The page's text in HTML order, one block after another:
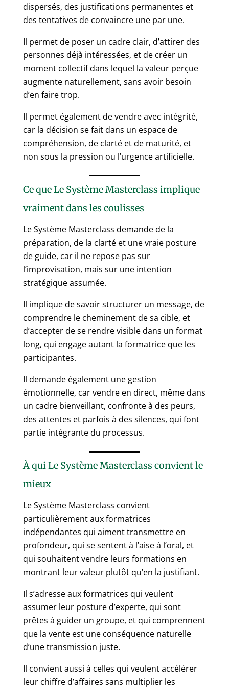
dispersés, des justifications permanentes et
des tentatives de convaincre une par une.
Il permet de poser un cadre clair, d’attirer des
personnes déjà intéressées, et de créer un
moment collectif dans lequel la valeur perçue
augmente naturellement, sans avoir besoin
d’en faire trop.
Il permet également de vendre avec intégrité,
car la décision se fait dans un espace de
compréhension, de clarté et de maturité, et
non sous la pression ou l’urgence artificielle.
Ce que Le Système Masterclass implique
vraiment dans les coulisses
Le Système Masterclass demande de la
préparation, de la clarté et une vraie posture
de guide, car il ne repose pas sur
l’improvisation, mais sur une intention
stratégique assumée.
Il implique de savoir structurer un message, de
comprendre le cheminement de sa cible, et
d’accepter de se rendre visible dans un format
long, qui engage autant la formatrice que les
participantes.
Il demande également une gestion
émotionnelle, car vendre en direct, même dans
un cadre bienveillant, confronte à des peurs,
des attentes et parfois à des silences, qui font
partie intégrante du processus.
À qui Le Système Masterclass convient le
mieux
Le Système Masterclass convient
particulièrement aux formatrices
indépendantes qui aiment transmettre en
profondeur, qui se sentent à l’aise à l’oral, et
qui souhaitent vendre leurs formations en
montrant leur valeur plutôt qu’en la justifiant.
Il s’adresse aux formatrices qui veulent
assumer leur posture d’experte, qui sont
prêtes à guider un groupe, et qui comprennent
que la vente est une conséquence naturelle
d’une transmission juste.
Il convient aussi à celles qui veulent accélérer
leur chiffre d’affaires sans multiplier les